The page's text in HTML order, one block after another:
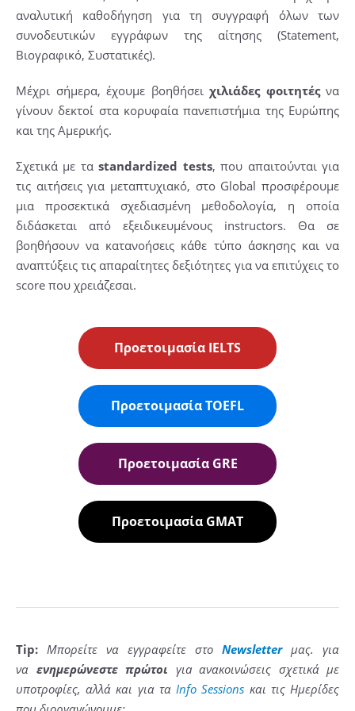
αναλυτική καθοδήγηση για τη συγγραφή όλων των
συνοδευτικών εγγράφων της αίτησης (Statement,
Βιογραφικό, Συστατικές).
Μέχρι σήμερα, έχουμε βοηθήσει χιλιάδες φοιτητέςνα
γίνουν δεκτοί στα κορυφαία πανεπιστήμια της Ευρώπης
και της Αμερικής.
Σχετικά με ταstandardized tests, που απαιτούνται για
τις αιτήσεις για μεταπτυχιακό, στο Global προσφέρουμε
μια προσεκτικά σχεδιασμένη μεθοδολογία, η οποία
διδάσκεται από εξειδικευμένους instructors. Θα σε
βοηθήσουν να κατανοήσεις κάθε τύπο άσκησης και να
αναπτύξεις τις απαραίτητες δεξιότητες για να επιτύχεις το
score που χρειάζεσαι.
Προετοιμασία IELTS
Προετοιμασία TOEFL
Προετοιμασία GRE
Προετοιμασία GMAT
Tip: Μπορείτε να εγγραφείτε στο Newsletter μας. για
να ενημερώνεστε πρώτοι γιaανακοινώσεις σχετικά με
υποτροφίες, αλλά και για τα Info Sessions και τις Ημερίδες